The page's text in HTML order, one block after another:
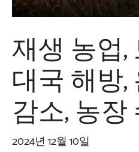
재생 농업
대국 해방
감소, 농장
2024년 12월 10일